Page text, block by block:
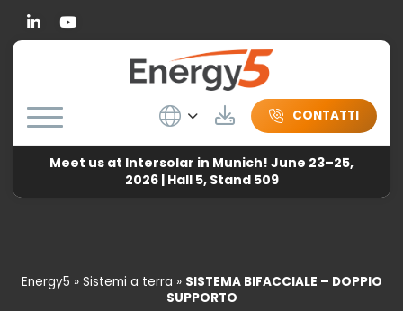
Wybierz język
Herunterladen
CONTATTI
Meet us at Intersolar in Munich! June 23–25,
2026 | Hall 5, Stand 509
Energy5 » Sistemi a terra » SISTEMA BIFACCIALE – DOPPIO
SUPPORTO